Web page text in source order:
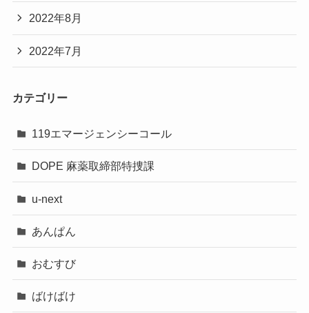
2022年8月
2022年7月
カテゴリー
119エマージェンシーコール
DOPE 麻薬取締部特捜課
u-next
あんぱん
おむすび
ばけばけ